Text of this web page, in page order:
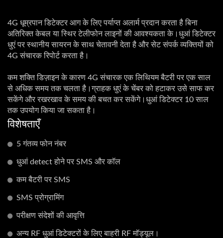
4G धूम्रपान डिटेक्टर आग के लिए पर्याप्त अलार्म प्रदान करता है बिना
अतिरिक्त केबल या स्थिर टेलीफोन लाइनों की आवश्यकता के।धुआं डिटेक्टर
धुएं पर स्थानीय सायरन के साथ चेतावनी देता है और सेट संपर्क व्यक्तियों को
4G संचारक रिपोर्ट करता है।
कम शक्ति डिज़ाइन के कारण 4G संचारक एक लिथियम बैटरी पर एक साल
से अधिक समय तक चलता है।ग्राहक धुएं के चेंबर को हटाकर उसे साफ कर
सकेंगे और रखरखाव के समय की बचत कर सकेंगे।धुआं डिटेक्टर 10 साल
तक उपयोग किया जा सकता है।
विशेषताएँ
5 गंतव्य फोन नंबर
धुआं detect होने पर SMS और कॉल
कम बैटरी पर SMS
SMS प्रोग्रामिंग
परीक्षण संदेशों की आवृत्ति
अन्य RF धुआं डिटेक्टरों के लिए बाहरी RF मॉड्यूल।